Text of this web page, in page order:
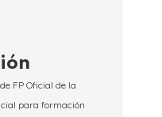
FP Oficial de la
para formación